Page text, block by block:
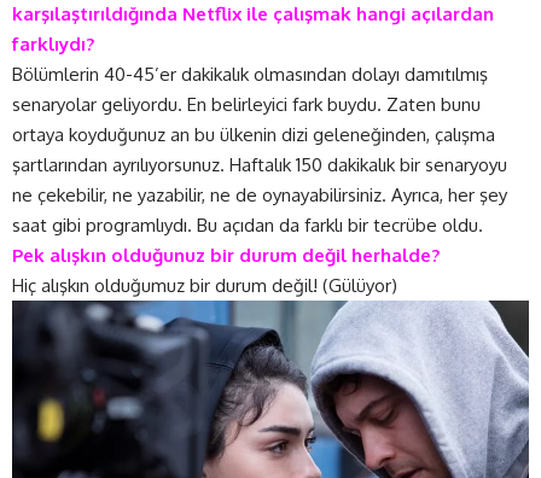
karşılaştırıldığında Netflix ile çalışmak hangi açılardan
farklıydı?
Bölümlerin 40-45’er dakikalık olmasından dolayı damıtılmış
senaryolar geliyordu. En belirleyici fark buydu. Zaten bunu
ortaya koyduğunuz an bu ülkenin dizi geleneğinden, çalışma
şartlarından ayrılıyorsunuz. Haftalık 150 dakikalık bir senaryoyu
ne çekebilir, ne yazabilir, ne de oynayabilirsiniz. Ayrıca, her şey
saat gibi programlıydı. Bu açıdan da farklı bir tecrübe oldu.
Pek alışkın olduğunuz bir durum değil herhalde?
Hiç alışkın olduğumuz bir durum değil! (Gülüyor)